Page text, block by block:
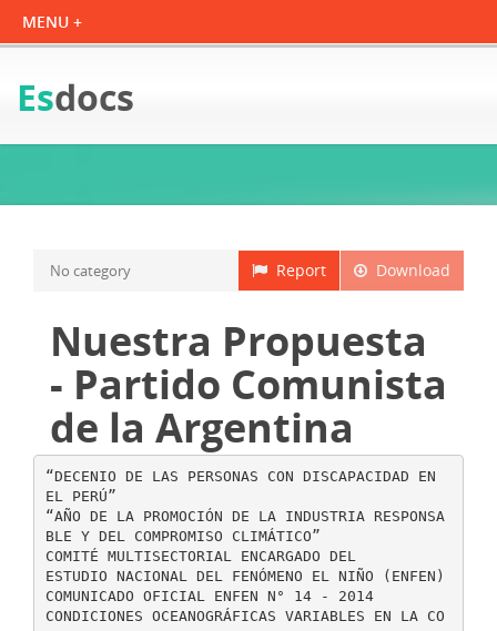
Esdocs
Download
Report
No category
Nuestra Propuesta
- Partido Comunista
de la Argentina
“DECENIO DE LAS PERSONAS CON DISCAPACIDAD EN
EL PERÚ”
“AÑO DE LA PROMOCIÓN DE LA INDUSTRIA RESPONSA
BLE Y DEL COMPROMISO CLIMÁTICO”
COMITÉ MULTISECTORIAL ENCARGADO DEL
ESTUDIO NACIONAL DEL FENÓMENO EL NIÑO (ENFEN)
COMUNICADO OFICIAL ENFEN N° 14 - 2014
CONDICIONES OCEANOGRÁFICAS VARIABLES EN LA CO